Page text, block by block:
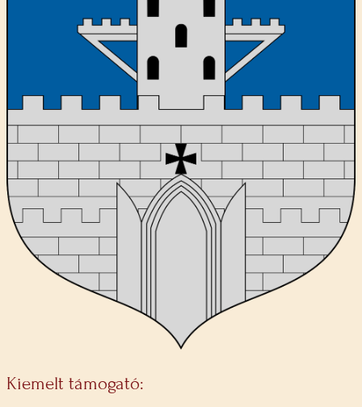
Kiemelt támogató: